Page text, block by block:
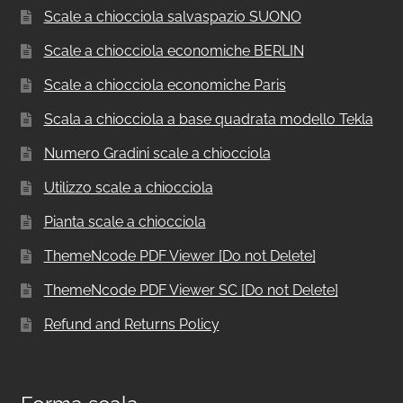
Scale a chiocciola salvaspazio SUONO
Scale a chiocciola economiche BERLIN
Scale a chiocciola economiche Paris
Scala a chiocciola a base quadrata modello Tekla
Numero Gradini scale a chiocciola
Utilizzo scale a chiocciola
Pianta scale a chiocciola
ThemeNcode PDF Viewer [Do not Delete]
ThemeNcode PDF Viewer SC [Do not Delete]
Refund and Returns Policy